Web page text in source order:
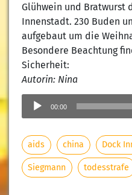
Glühwein und Bratwurst
Innenstadt. 230 Buden
aufgebaut um die
Besondere Beachtung
Sicherheit:
Autorin: Nina
Audio-
Player
00:00
aids china Dock
Siegmann todesstrafe